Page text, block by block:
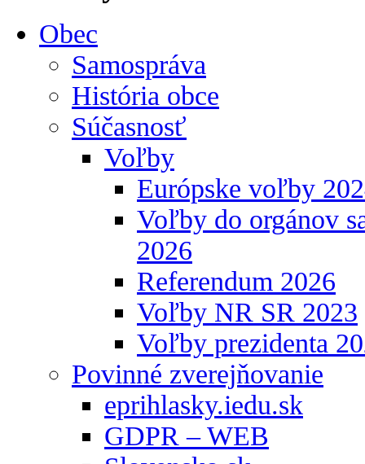
Obec
Samospráva
História obce
Súčasnosť
Voľby
Európske voľby
Voľby do orgánov
2026
Referendum 2026
Voľby NR SR 2023
Voľby prezidenta
Povinné zverejňovanie
eprihlasky.iedu.sk
GDPR – WEB